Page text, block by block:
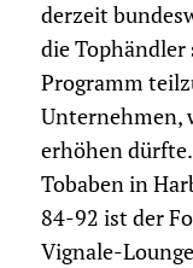
derzeit
die Tophändler
Programm
Unternehmen,
erhöhen
Tobaben in
84-92 ist der
Vignale-